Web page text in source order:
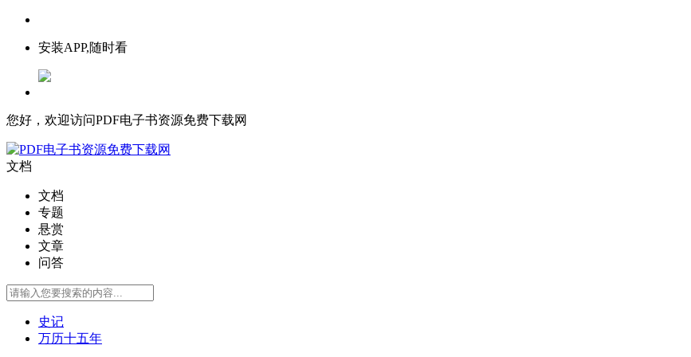
安装APP,随时看
您好，欢迎访问PDF电子书资源免费下载网
文档
文档
专题
悬赏
文章
问答
史记
万历十五年